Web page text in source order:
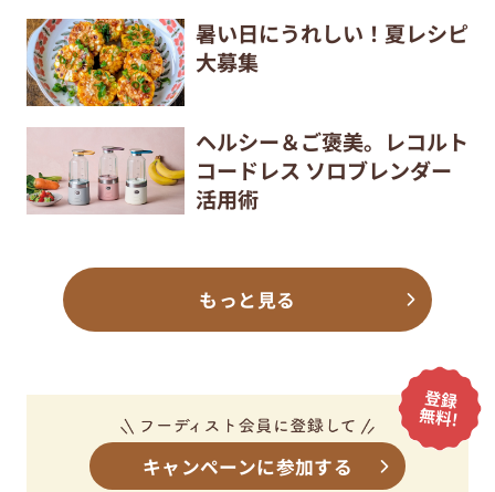
暑い日にうれしい！夏レシピ
大募集
ヘルシー＆ご褒美。レコルト
コードレス ソロブレンダー
活用術
もっと見る
キャンペーンに参加する